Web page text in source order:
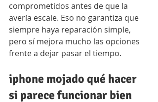
comprometidos antes de que la
avería escale. Eso no garantiza que
siempre haya reparación simple,
pero sí mejora mucho las opciones
frente a dejar pasar el tiempo.
iphone mojado qué hacer
si parece funcionar bien